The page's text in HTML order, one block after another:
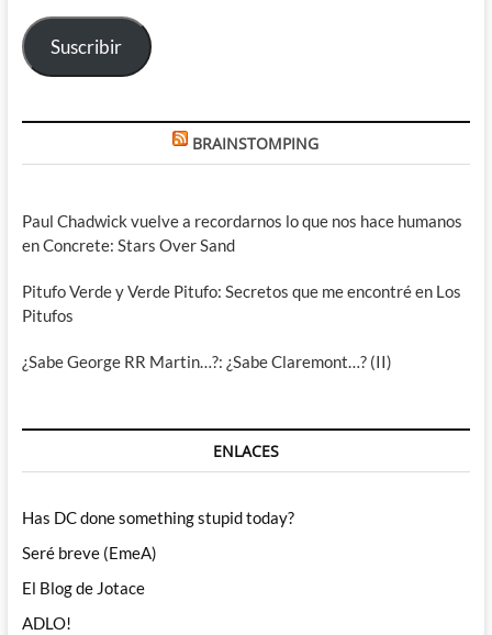
electrónico
Suscribir
BRAINSTOMPING
Paul Chadwick vuelve a recordarnos lo que nos hace humanos
en Concrete: Stars Over Sand
Pitufo Verde y Verde Pitufo: Secretos que me encontré en Los
Pitufos
¿Sabe George RR Martin…?: ¿Sabe Claremont…? (II)
ENLACES
Has DC done something stupid today?
Seré breve (EmeA)
El Blog de Jotace
ADLO!